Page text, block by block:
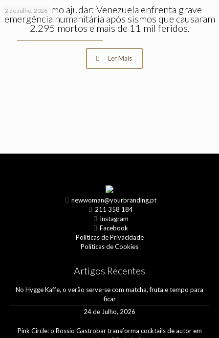
2 de Julho, 2026
Saiba como ajudar: Venezuela enfrenta grave
emergência humanitária após sismos que causaram
2.295 mortos e mais de 11 mil feridos.
Ler Mais
newwoman@yourbranding.pt
211 358 184
Instagram
Facebook
Políticas de Privacidade
Políticas de Cookies
Artigos Recentes
No Hygge Kaffe, o verão serve-se com matcha, fruta e tempo para
ficar
24 de Julho, 2026
Pink Circle: o Rossio Gastrobar transforma cocktails de autor em